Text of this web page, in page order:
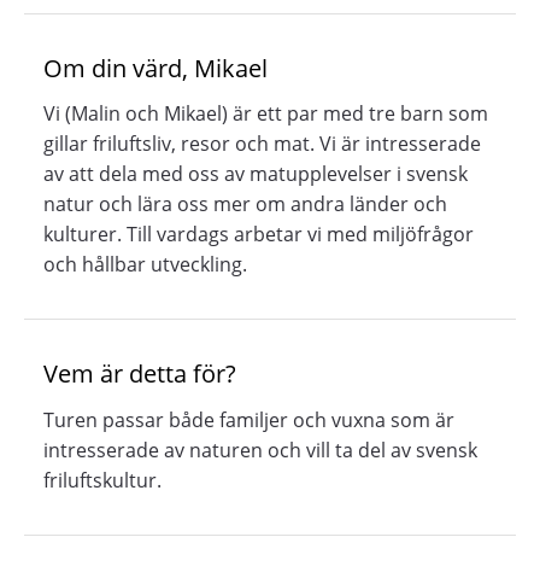
Om din värd, Mikael
Vi (Malin och Mikael) är ett par med tre barn som
gillar friluftsliv, resor och mat. Vi är intresserade
av att dela med oss av matupplevelser i svensk
natur och lära oss mer om andra länder och
kulturer. Till vardags arbetar vi med miljöfrågor
och hållbar utveckling.
Vem är detta för?
Turen passar både familjer och vuxna som är
intresserade av naturen och vill ta del av svensk
friluftskultur.